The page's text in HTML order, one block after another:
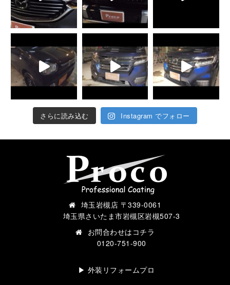
さらに読み込む Instagram でフォロー
埼玉岩槻店 〒339-0061
埼玉県さいたま市岩槻区岩槻507-3
お問合わせは コチラ
0120-751-900
▶︎ 外装リフォームプロ